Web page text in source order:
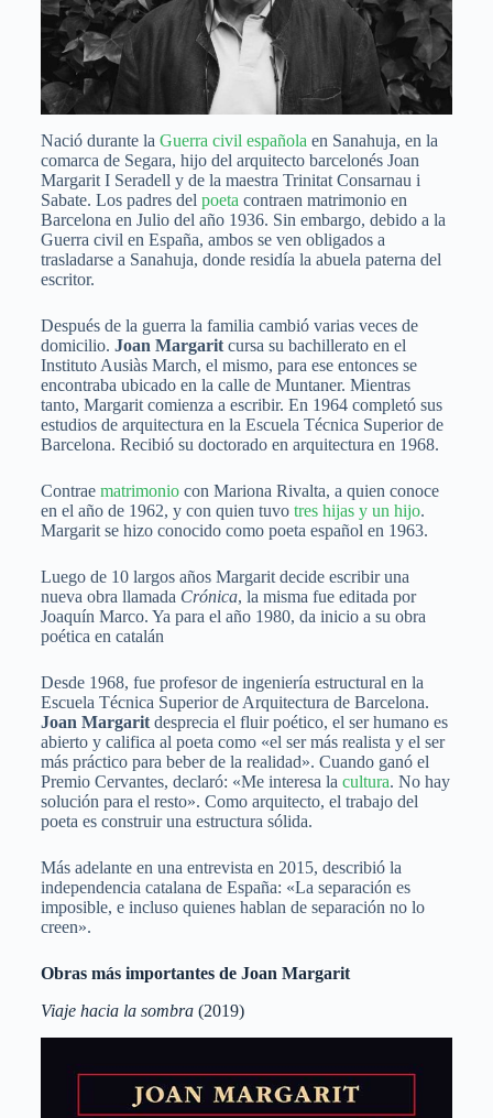
Nació durante la Guerra civil española en Sanahuja, en la
comarca de Segara, hijo del arquitecto barcelonés Joan
Margarit I Seradell y de la maestra Trinitat Consarnau i
Sabate. Los padres del poeta contraen matrimonio en
Barcelona en Julio del año 1936. Sin embargo, debido a la
Guerra civil en España, ambos se ven obligados a
trasladarse a Sanahuja, donde residía la abuela paterna del
escritor.
Después de la guerra la familia cambió varias veces de
domicilio. Joan Margaritcursa su bachillerato en el
Instituto Ausiàs March, el mismo, para ese entonces se
encontraba ubicado en la calle de Muntaner. Mientras
tanto, Margarit comienza a escribir. En 1964 completó sus
estudios de arquitectura en la Escuela Técnica Superior de
Barcelona. Recibió su doctorado en arquitectura en 1968.
Contrae matrimonio con Mariona Rivalta, a quien conoce
en el año de 1962, y con quien tuvo tres hijas y un hijo.
Margarit se hizo conocido como poeta español en 1963.
Luego de 10 largos años Margarit decide escribir una
nueva obra llamada Crónica, la misma fue editada por
Joaquín Marco. Ya para el año 1980, da inicio a su obra
poética en catalán
Desde 1968, fue profesor de ingeniería estructural en la
Escuela Técnica Superior de Arquitectura de Barcelona.
Joan Margaritdesprecia el fluir poético, el ser humano es
abierto y califica al poeta como «el ser más realista y el ser
más práctico para beber de la realidad». Cuando ganó el
Premio Cervantes, declaró: «Me interesa la cultura. No hay
solución para el resto». Como arquitecto, el trabajo del
poeta es construir una estructura sólida.
Más adelante en una entrevista en 2015, describió la
independencia catalana de España: «La separación es
imposible, e incluso quienes hablan de separación no lo
creen».
Obras más importantes de Joan Margarit
Viaje hacia la sombra (2019)